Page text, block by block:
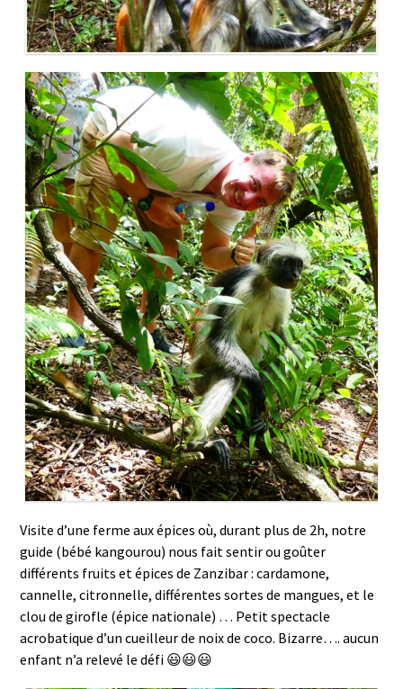
Visite d’une ferme aux épices où, durant plus de 2h, notre
guide (bébé kangourou) nous fait sentir ou goûter
différents fruits et épices de Zanzibar : cardamone,
cannelle, citronnelle, différentes sortes de mangues, et le
clou de girofle (épice nationale) … Petit spectacle
acrobatique d’un cueilleur de noix de coco. Bizarre…. aucun
enfant n’a relevé le défi 😃😃😃